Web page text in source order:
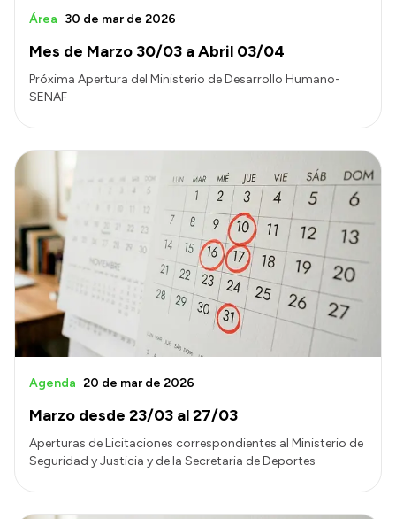
Mes de Marzo 30/03 a Abril 03/04
Área 30 de mar de 2026
Próxima Apertura del Ministerio de Desarrollo Humano-
SENAF
Marzo desde 23/03 al 27/03
Agenda 20 de mar de 2026
Aperturas de Licitaciones correspondientes al Ministerio de
Seguridad y Justicia y de la Secretaria de Deportes